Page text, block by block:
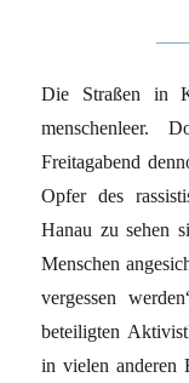
Die Straßen in
menschenleer.
Freitagabend
Opfer des
Hanau zu sehen
Menschen
vergessen
beteiligten
in vielen anderen